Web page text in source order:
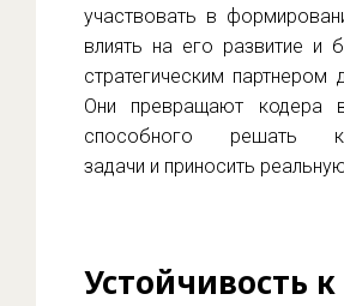
участвовать в
влиять на его развитие и
стратегическим партнером
Они превращают кодера
способного решать
задачи и приносить
Устойчивость к